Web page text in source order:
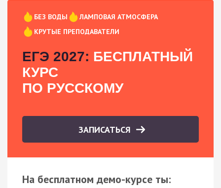
БЕЗ ВОДЫ
ЛАМПОВАЯ АТМОСФЕРА
КРУТЫЕ ПРЕПОДАВАТЕЛИ
ЕГЭ 2027: БЕСПЛАТНЫЙ
КУРС
ПО РУССКОМУ
ЗАПИСАТЬСЯ
На бесплатном демо-курсе ты: